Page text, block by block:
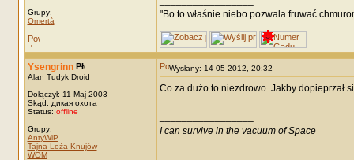
Grupy:
Omertà
"Bo to właśnie niebo pozwala fruwać
Ysengrinn
Alan Tudyk Droid
Dołączył: 11 Maj 2003
Skąd: дикая охота
Status: offline
Grupy:
AntyWiP
Tajna Loża Knujów
WOM
Wysłany: 14-05-2012, 20:32
Co za dużo to niezdrowo. Jakby dopieprzał
I can survive in the vacuum of Space